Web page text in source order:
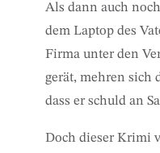
Als dann auch
dem Laptop des
Firma unter den
gerät, mehren sich
dass er schuld an
Doch dieser Krimi